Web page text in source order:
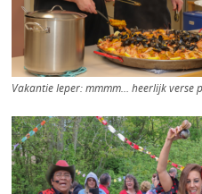
Vakantie Ieper: mmmm… heerlijk verse